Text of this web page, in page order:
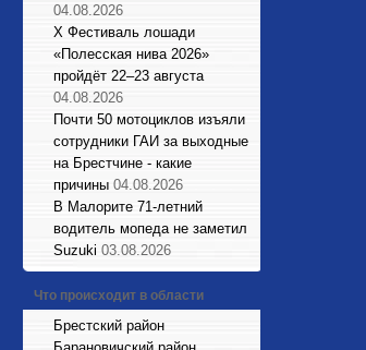
04.08.2026
X Фестиваль лошади
«Полесская нива 2026»
пройдёт 22–23 августа
04.08.2026
Почти 50 мотоциклов изъяли
сотрудники ГАИ за выходные
на Брестчине - какие
причины 04.08.2026
В Малорите 71-летний
водитель мопеда не заметил
Suzuki 03.08.2026
Что происходит в области
Брестский район